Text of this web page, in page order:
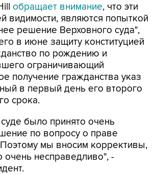
обращает внимание, что эти
видимости, являются попыткой
решение Верховного суда",
в июне защиту конституцией
по рождению и
ограничивающий
получение гражданства указ
в первый день его второго
срока.
было принято очень
по вопросу о праве
мы вносим коррективы,
очень несправедливо", -